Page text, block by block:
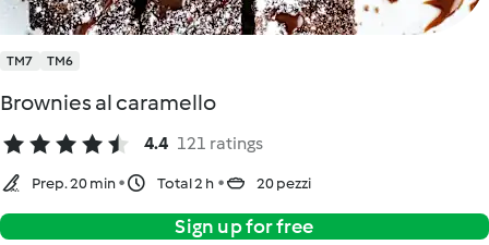
TM7 TM6
Brownies al caramello
4.4 121 ratings
Prep. 20 min Total 2 h 20 pezzi
Sign up for free